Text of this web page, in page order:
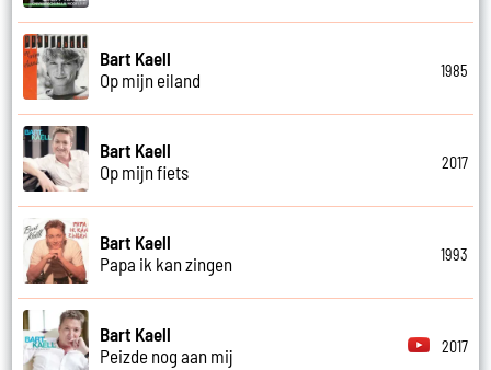
Bart Kaell
Op mijn eiland
1985
Bart Kaell
Op mijn fiets
2017
Bart Kaell
Papa ik kan zingen
1993
Bart Kaell
Peizde nog aan mij
2017